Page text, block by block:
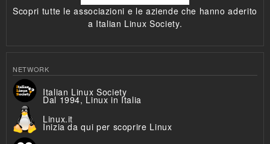
Scopri tutte le associazioni e le aziende che hanno aderito
a Italian Linux Society.
NETWORK
Italian Linux Society
Dal 1994, Linux in Italia
Linux.it
Inizia da qui per scoprire Linux